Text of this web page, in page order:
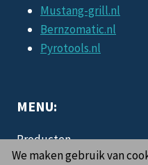
Mustang-grill.nl
Bernzomatic.nl
Pyrotools.nl
MENU:
Producten
We maken gebruik van